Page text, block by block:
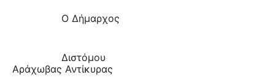
Ο Δήμαρχος
Διστόμου
Αράχωβας Αντίκυρας